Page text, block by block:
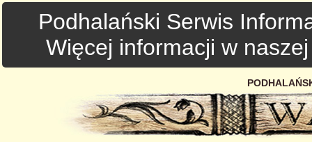
Podhalański Serwis
Więcej informacji w